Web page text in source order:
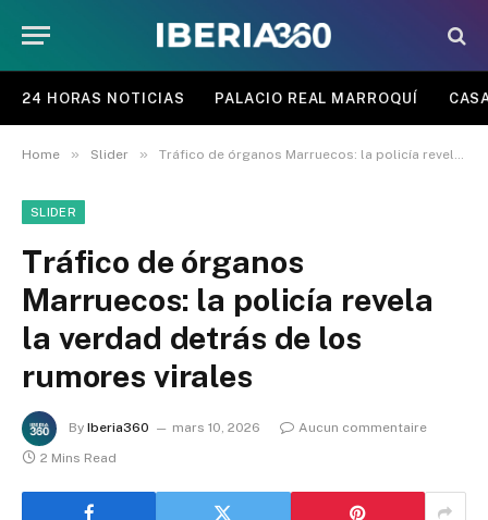
24 HORAS NOTICIAS PALACIO REAL MARROQUÍ
Home » Slider » Tráfico de órganos Marruecos: la policía revela la verdad detrás de los rumores virales
SLIDER
Tráfico de órganos
Marruecos: la policía revela
la verdad detrás de los
rumores virales
By Iberia360 mars 10, 2026
Aucun commentaire
2 Mins Read